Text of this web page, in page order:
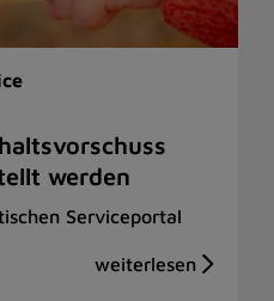
werden
Serviceportal